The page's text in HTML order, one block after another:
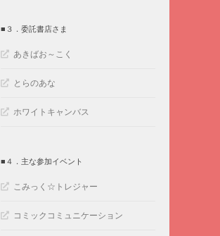
■３．委託書店さま
あきばお～こく
とらのあな
ホワイトキャンバス
■４．主な参加イベント
こみっく☆トレジャー
コミックコミュニケーション